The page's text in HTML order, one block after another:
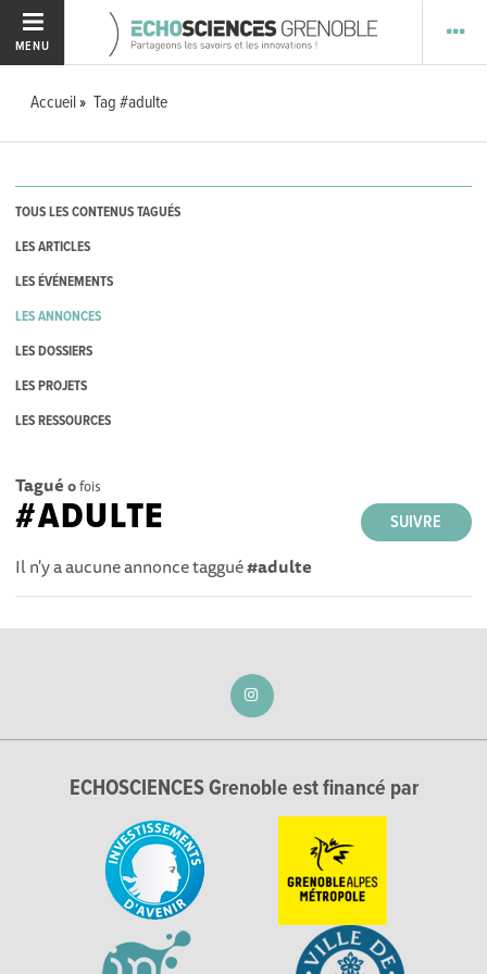
MENU
Accueil Tag #adulte
TOUS LES CONTENUS TAGUÉS
LES ARTICLES
LES ÉVÉNEMENTS
LES ANNONCES
LES DOSSIERS
LES PROJETS
LES RESSOURCES
Tagué 0fois
SUIVRE
#ADULTE
Il n'y a aucune annonce taggué#adulte
ECHOSCIENCES Grenoble est financé par